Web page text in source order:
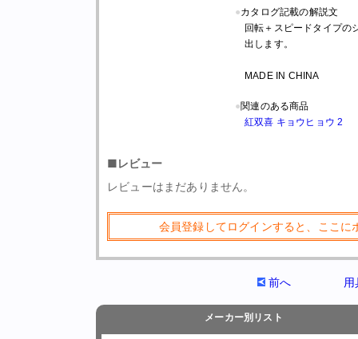
●カタログ記載の解説文
回転＋スピードタイプの
出します。
MADE IN CHINA
●関連のある商品
紅双喜 キョウヒョウ 2
■レビュー
レビューはまだありません。
会員登録してログインすると、ここ
前へ
メーカー別リスト